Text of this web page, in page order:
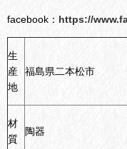
facebook： https://
生
産
地
福島県二本松市
材
質
陶器